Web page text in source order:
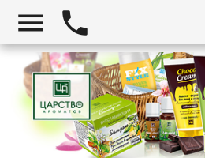
 